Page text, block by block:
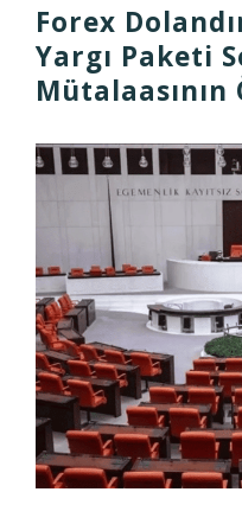
Forex
Yargı Paketi
Mütalaasının